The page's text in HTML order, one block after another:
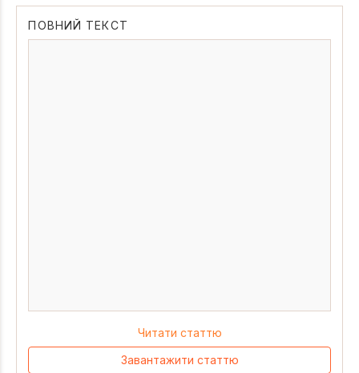
ПОВНИЙ ТЕКСТ
Читати статтю
Завантажити статтю